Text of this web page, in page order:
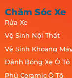
Chăm Sóc Xe
Rửa Xe
Vệ Sinh Nội Thất
Vệ Sinh Khoang Máy
Đánh Bóng Xe Ô Tô
Phủ Ceramic Ô Tô